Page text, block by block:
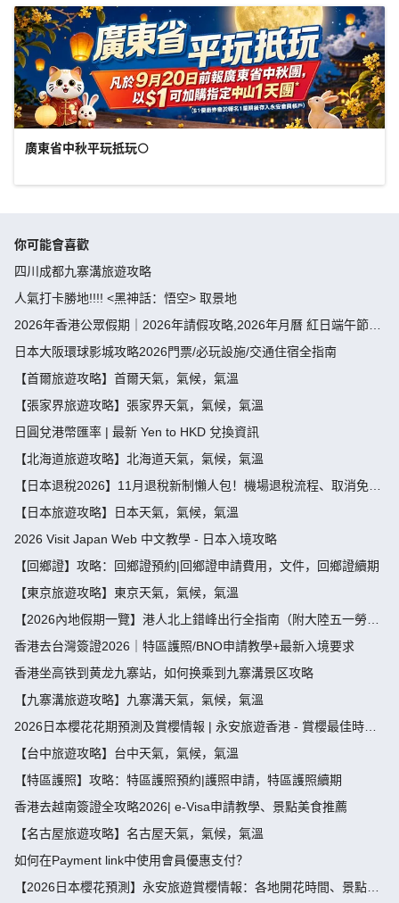
廣東省中秋平玩抵玩🌕
你可能會喜歡
四川成都九寨溝旅遊攻略
人氣打卡勝地!!!! <黑神話：悟空> 取景地
2026年香港公眾假期｜2026年請假攻略,2026年月曆 紅日端午節請
假攻略請4放9-public holiday 2026
日本大阪環球影城攻略2026門票/必玩設施/交通住宿全指南
【首爾旅遊攻略】首爾天氣，氣候，氣溫
【張家界旅遊攻略】張家界天氣，氣候，氣溫
日圓兌港幣匯率 | 最新 Yen to HKD 兌換資訊
【北海道旅遊攻略】北海道天氣，氣候，氣溫
【日本退稅2026】11月退稅新制懶人包！機場退稅流程、取消免稅
袋及限額全攻略 - 永安旅遊
【日本旅遊攻略】日本天氣，氣候，氣溫
2026 Visit Japan Web 中文教學 - 日本入境攻略
【回鄉證】攻略：回鄉證預約|回鄉證申請費用，文件，回鄉證續期
【東京旅遊攻略】東京天氣，氣候，氣溫
【2026內地假期一覽】港人北上錯峰出行全指南（附大陸五一勞動
節，端午節假期攻略）
香港去台灣簽證2026｜特區護照/BNO申請教學+最新入境要求
香港坐高铁到黄龙九寨站，如何换乘到九寨溝景区攻略
【九寨溝旅遊攻略】九寨溝天氣，氣候，氣溫
2026日本櫻花花期預測及賞櫻情報 | 永安旅遊香港 - 賞櫻最佳時
間、地點推薦
【台中旅遊攻略】台中天氣，氣候，氣溫
【特區護照】攻略：特區護照預約|護照申請，特區護照續期
香港去越南簽證全攻略2026| e-Visa申請教學、景點美食推薦
【名古屋旅遊攻略】名古屋天氣，氣候，氣溫
如何在Payment link中使用會員優惠支付？
【2026日本櫻花預測】永安旅遊賞櫻情報：各地開花時間、景點推